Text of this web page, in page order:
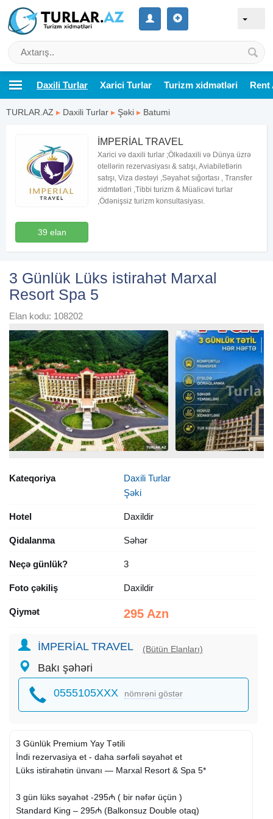
Daxili Turlar Xarici Turlar Turizm xidmətləri Rent
TURLAR.AZ ▸ Daxili Turlar ▸ Şəki ▸ Batumi
39 elan
İMPERİAL TRAVEL
Xarici və daxili turlar ;Ölkədaxili və Dünya üzrə
otellərin rezervasiyası & satışı, Aviabiletlərin
satışı, Viza dəstəyi ,Səyahət sığortası , Transfer
xidmtətləri ,Tibbi turizm & Müalicəvi turlar
,Ödənişsiz turizm konsultasiyası.
3 Günlük Lüks istirahət Marxal
Resort Spa 5
Elan kodu: 108202
Kateqoriya
Daxili Turlar
Şəki
Hotel Daxildir
Qidalanma Səhər
Neçə günlük? 3
Foto çəkiliş Daxildir
Qiymət 295 Azn
İMPERİAL TRAVEL (Bütün Elanları)
Bakı şəhəri
0555105XXX nömrəni göstər
3 Günlük Premium Yay Tətili
İndi rezervasiya et - daha sərfəli səyahət et
Lüks istirahətin ünvanı — Marxal Resort & Spa 5*
3 gün lüks səyahət -295₼ ( bir nəfər üçün )
Standard King – 295₼ (Balkonsuz Double otaq)